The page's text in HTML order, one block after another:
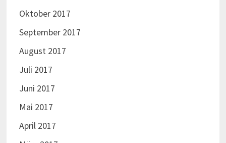
Oktober 2017
September 2017
August 2017
Juli 2017
Juni 2017
Mai 2017
April 2017